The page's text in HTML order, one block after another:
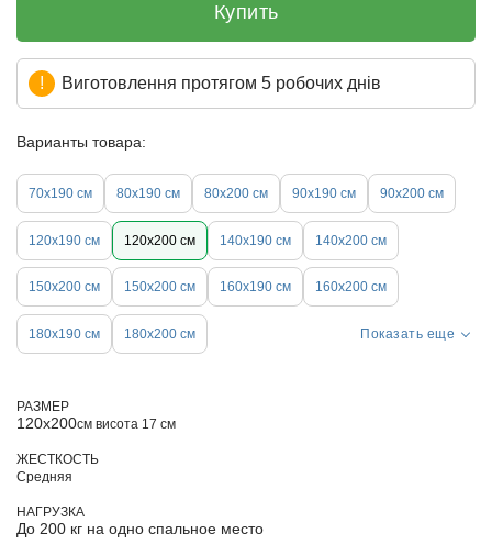
Купить
Виготовлення протягом 5 робочих днів
Варианты товара:
70х190 см 80х190 см 80х200 см 90х190 см 90х200 см
120х190 см 120х200 см 140х190 см 140х200 см
150х200 см 150x200 см 160х190 см 160х200 см
180х190 см 180х200 см Показать еще
РАЗМЕР
120х200см висота 17 см
ЖЕСТКОСТЬ
Средняя
НАГРУЗКА
До 200 кг на одно спальное место